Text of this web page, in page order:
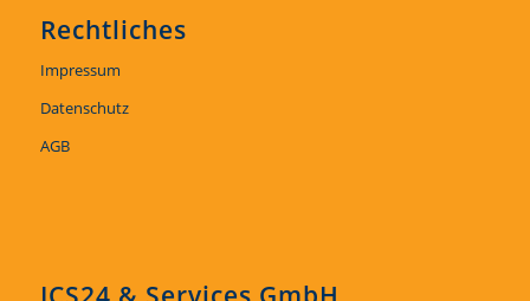
Rechtliches
Impressum
Datenschutz
AGB